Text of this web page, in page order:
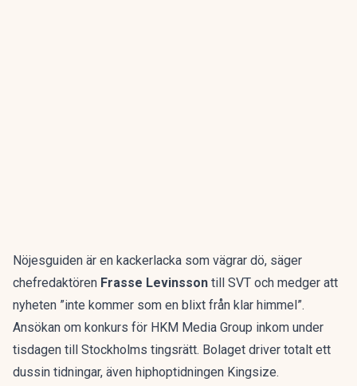
Nöjesguiden är en kackerlacka som vägrar dö, säger
chefredaktören Frasse Levinsson till SVT och medger att
nyheten ”inte kommer som en blixt från klar himmel”.
Ansökan om konkurs för HKM Media Group inkom under
tisdagen till Stockholms tingsrätt. Bolaget driver totalt ett
dussin tidningar, även hiphoptidningen Kingsize.